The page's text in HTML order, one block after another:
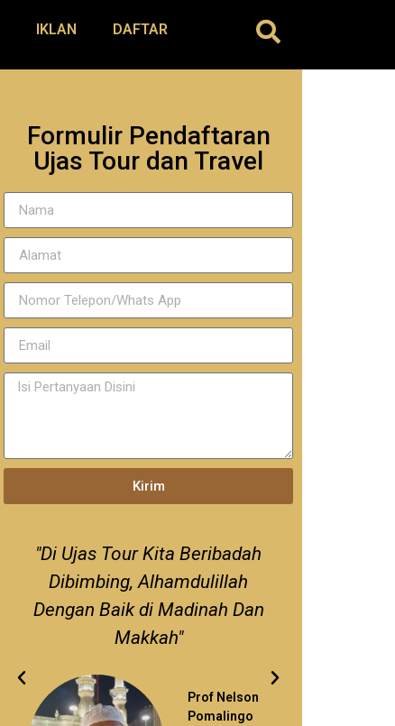
IKLAN DAFTAR
Formulir Pendaftaran
Ujas Tour dan Travel
Kirim
"Di Ujas Tour Kita Beribadah
Dibimbing, Alhamdulillah
Dengan Baik di Madinah Dan
Makkah"
Prof Nelson
Pomalingo